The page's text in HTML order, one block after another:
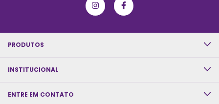
PRODUTOS
INSTITUCIONAL
ENTRE EM CONTATO